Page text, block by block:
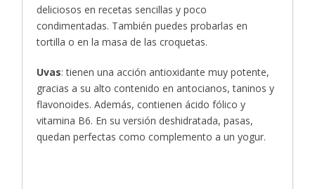
deliciosos en recetas sencillas y poco
condimentadas. También puedes probarlas en
tortilla o en la masa de las croquetas.
Uvas: tienen una acción antioxidante muy potente,
gracias a su alto contenido en antocianos, taninos y
flavonoides. Además, contienen ácido fólico y
vitamina B6. En su versión deshidratada, pasas,
quedan perfectas como complemento a un yogur.